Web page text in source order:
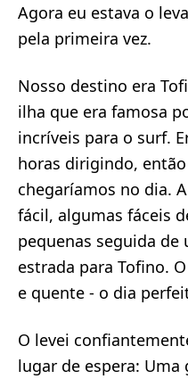
Agora eu estava o
pela primeira vez.
Nosso destino era
ilha que era famosa
incríveis para o surf.
horas dirigindo,
chegaríamos no dia.
fácil, algumas fáceis
pequenas seguida de
estrada para Tofino.
e quente - o dia
O levei
lugar de espera: